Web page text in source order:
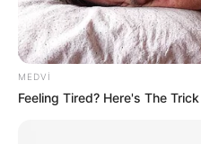
20:44 / 06 Avqust 2026
Zelenski Ceyhun
MEDVI
Feeling Tired? Here's The